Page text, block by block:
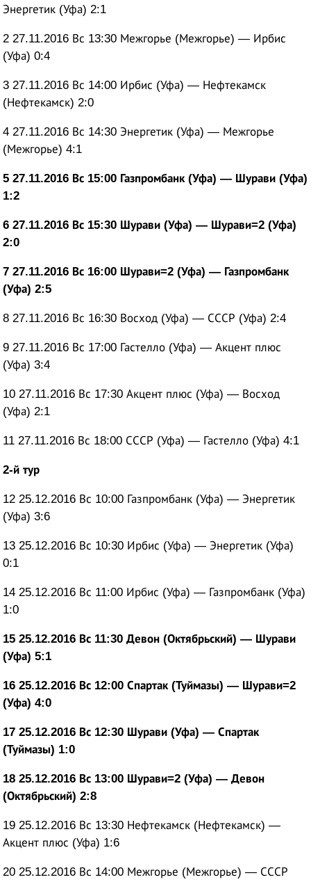
Энергетик (Уфа) 2:1
2 27.11.2016 Вс 13:30 Межгорье (Межгорье) — Ирбис
(Уфа) 0:4
3 27.11.2016 Вс 14:00 Ирбис (Уфа) — Нефтекамск
(Нефтекамск) 2:0
4 27.11.2016 Вс 14:30 Энергетик (Уфа) — Межгорье
(Межгорье) 4:1
5 27.11.2016 Вс 15:00 Газпромбанк (Уфа) — Шурави (Уфа)
1:2
6 27.11.2016 Вс 15:30 Шурави (Уфа) — Шурави=2 (Уфа)
2:0
7 27.11.2016 Вс 16:00 Шурави=2 (Уфа) — Газпромбанк
(Уфа) 2:5
8 27.11.2016 Вс 16:30 Восход (Уфа) — СССР (Уфа) 2:4
9 27.11.2016 Вс 17:00 Гастелло (Уфа) — Акцент плюс
(Уфа) 3:4
10 27.11.2016 Вс 17:30 Акцент плюс (Уфа) — Восход
(Уфа) 2:1
11 27.11.2016 Вс 18:00 СССР (Уфа) — Гастелло (Уфа) 4:1
2-й тур
12 25.12.2016 Вс 10:00 Газпромбанк (Уфа) — Энергетик
(Уфа) 3:6
13 25.12.2016 Вс 10:30 Ирбис (Уфа) — Энергетик (Уфа)
0:1
14 25.12.2016 Вс 11:00 Ирбис (Уфа) — Газпромбанк (Уфа)
1:0
15 25.12.2016 Вс 11:30 Девон (Октябрьский) — Шурави
(Уфа) 5:1
16 25.12.2016 Вс 12:00 Спартак (Туймазы) — Шурави=2
(Уфа) 4:0
17 25.12.2016 Вс 12:30 Шурави (Уфа) — Спартак
(Туймазы) 1:0
18 25.12.2016 Вс 13:00 Шурави=2 (Уфа) — Девон
(Октябрьский) 2:8
19 25.12.2016 Вс 13:30 Нефтекамск (Нефтекамск) —
Акцент плюс (Уфа) 1:6
20 25.12.2016 Вс 14:00 Межгорье (Межгорье) — СССР